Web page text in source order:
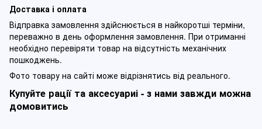
Доставка і оплата
Відправка замовлення здійснюється в найкоротші терміни,
переважно в день оформлення замовлення. При отриманні
необхідно перевіряти товар на відсутність механічних
пошкоджень.
Фото товару на сайті може відрізнятись від реального.
Купуйте рації та аксесуариі - з нами завжди можна
домовитись